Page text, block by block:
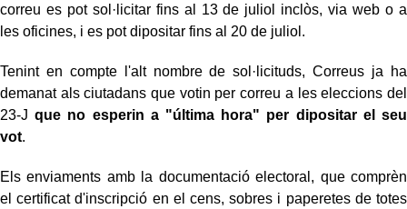
correu es pot sol·licitar fins al 13 de juliol inclòs, via web o a
les oficines, i es pot dipositar fins al 20 de juliol.
Tenint en compte l'alt nombre de sol·licituds, Correus ja ha
demanat als ciutadans que votin per correu a les eleccions del
23-J que no esperin a "última hora" per dipositar el seu
vot.
Els enviaments amb la documentació electoral, que comprèn
el certificat d'inscripció en el cens, sobres i paperetes de totes